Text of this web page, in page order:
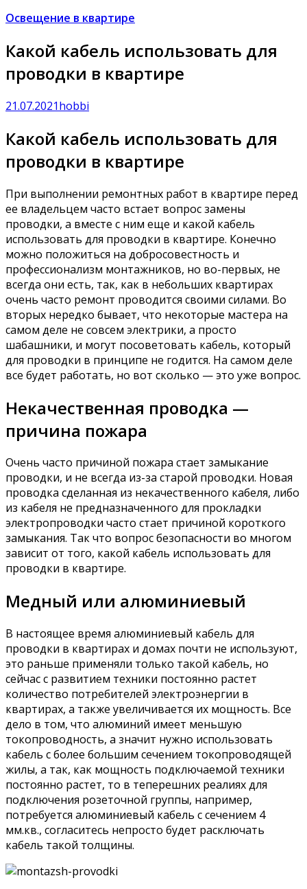
Освещение в квартире
Какой кабель использовать для
проводки в квартире
21.07.2021hobbi
Какой кабель использовать для
проводки в квартире
При выполнении ремонтных работ в квартире перед
ее владельцем часто встает вопрос замены
проводки, а вместе с ним еще и какой кабель
использовать для проводки в квартире. Конечно
можно положиться на добросовестность и
профессионализм монтажников, но во-первых, не
всегда они есть, так, как в небольших квартирах
очень часто ремонт проводится своими силами. Во
вторых нередко бывает, что некоторые мастера на
самом деле не совсем электрики, а просто
шабашники, и могут посоветовать кабель, который
для проводки в принципе не годится. На самом деле
все будет работать, но вот сколько — это уже вопрос.
Некачественная проводка —
причина пожара
Очень часто причиной пожара стает замыкание
проводки, и не всегда из-за старой проводки. Новая
проводка сделанная из некачественного кабеля, либо
из кабеля не предназначенного для прокладки
электропроводки часто стает причиной короткого
замыкания. Так что вопрос безопасности во многом
зависит от того, какой кабель использовать для
проводки в квартире.
Медный или алюминиевый
В настоящее время алюминиевый кабель для
проводки в квартирах и домах почти не используют,
это раньше применяли только такой кабель, но
сейчас с развитием техники постоянно растет
количество потребителей электроэнергии в
квартирах, а также увеличивается их мощность. Все
дело в том, что алюминий имеет меньшую
токопроводность, а значит нужно использовать
кабель с более большим сечением токопроводящей
жилы, а так, как мощность подключаемой техники
постоянно растет, то в теперешних реалиях для
подключения розеточной группы, например,
потребуется алюминиевый кабель с сечением 4
мм.кв., согласитесь непросто будет расключать
кабель такой толщины.